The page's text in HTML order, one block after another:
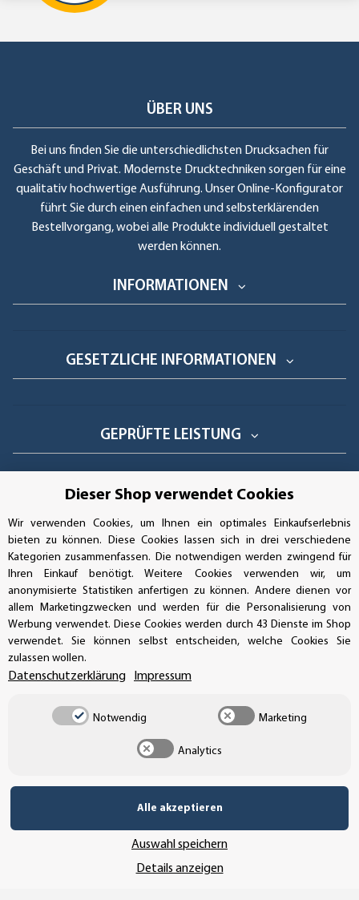
ÜBER UNS
Bei uns finden Sie die unterschiedlichsten Drucksachen für
Geschäft und Privat. Modernste Drucktechniken sorgen für eine
qualitativ hochwertige Ausführung. Unser Online-Konfigurator
führt Sie durch einen einfachen und selbsterklärenden
Bestellvorgang, wobei alle Produkte individuell gestaltet
werden können.
INFORMATIONEN
GESETZLICHE INFORMATIONEN
GEPRÜFTE LEISTUNG
Handwerkerring 1, D-39326 Wolmirstedt
Bestellungen/Support: +49 (0)39-201-28-98-10
Buchhaltung: +49 (0)39-201-28-98-17
SSL-Verschlüsselung
Dieser Shop verwendet Cookies
Wir verwenden Cookies, um Ihnen ein optimales Einkaufserlebnis
bieten zu können. Diese Cookies lassen sich in drei verschiedene
Kategorien zusammenfassen. Die notwendigen werden zwingend für
Ihren Einkauf benötigt. Weitere Cookies verwenden wir, um
anonymisierte Statistiken anfertigen zu können. Andere dienen vor
allem Marketingzwecken und werden für die Personalisierung von
Werbung verwendet. Diese Cookies werden durch 43 Dienste im Shop
verwendet. Sie können selbst entscheiden, welche Cookies Sie
zulassen wollen.
Datenschutzerklärung Impressum
Notwendig Marketing
Analytics
Alle akzeptieren
Auswahl speichern
Details anzeigen